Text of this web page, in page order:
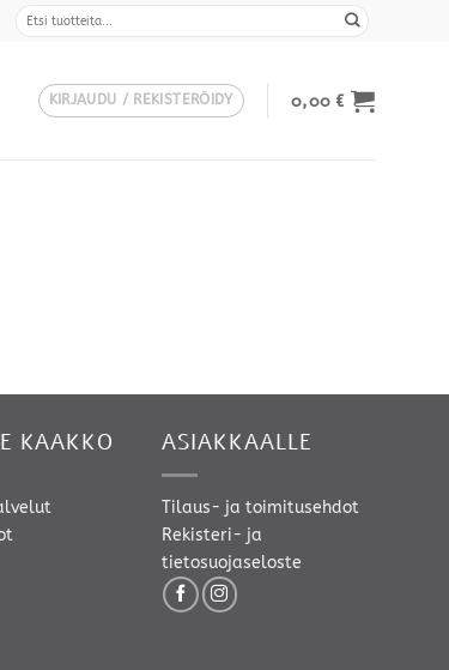
KIRJAUDU / REKISTERÖIDY 0,00€
KAAKKO ASIAKKAALLE
Tilaus- ja toimitusehdot
Rekisteri- ja
tietosuojaseloste